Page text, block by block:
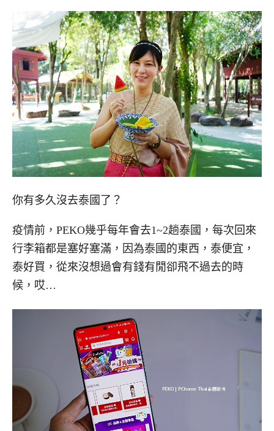
你有多久沒去泰國了？
疫情前，PEKO幾乎每年會去1~2趟泰國，每次回來
行李箱都是塞好塞滿，因為泰國的東西，泰便宜，
泰好買，從來沒想過會有錢有閒卻飛不過去的時
候，哎…